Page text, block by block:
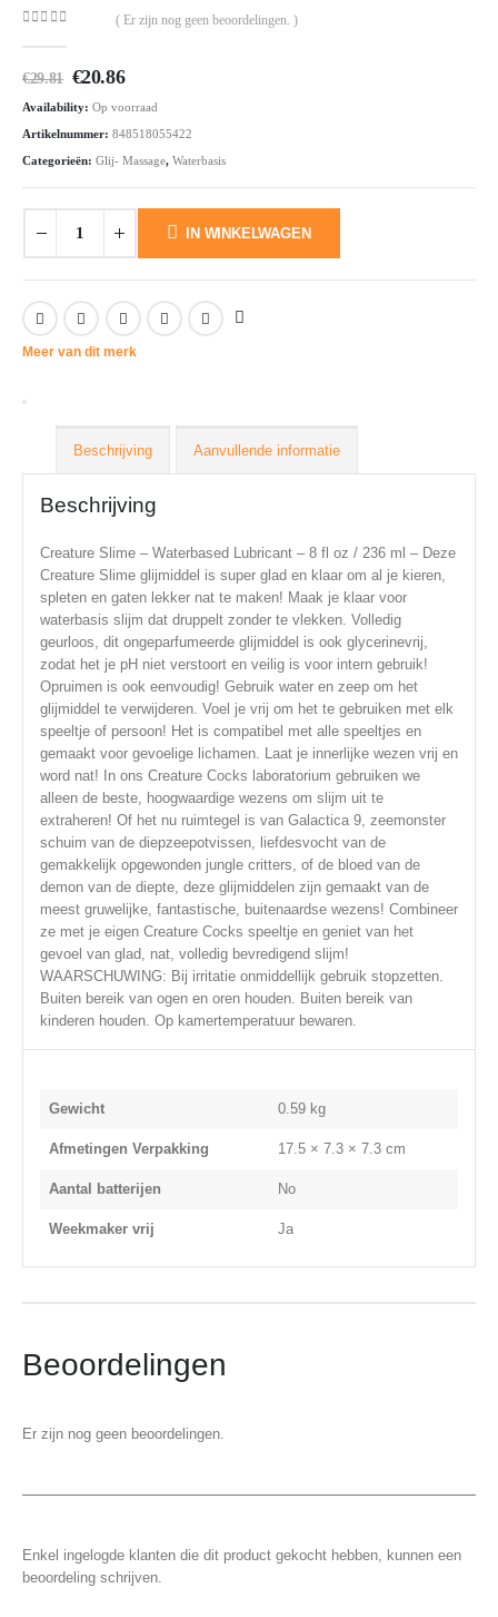
( Er zijn nog geen beoordelingen. )
€29.81 Oorspronkelijke
was:
€29.81.
€20.86Huidige
is:
€20.86.
Availability: Op voorraad
Artikelnummer: 848518055422
Categorieën: Glij- Massage, Waterbasis
IN WINKELWAGEN
Meer van dit merk
Beschrijving Aanvullende informatie
Beschrijving
Creature Slime – Waterbased Lubricant – 8 fl oz / 236 ml – Deze
Creature Slime glijmiddel is super glad en klaar om al je kieren,
spleten en gaten lekker nat te maken! Maak je klaar voor
waterbasis slijm dat druppelt zonder te vlekken. Volledig
geurloos, dit ongeparfumeerde glijmiddel is ook glycerinevrij,
zodat het je pH niet verstoort en veilig is voor intern gebruik!
Opruimen is ook eenvoudig! Gebruik water en zeep om het
glijmiddel te verwijderen. Voel je vrij om het te gebruiken met elk
speeltje of persoon! Het is compatibel met alle speeltjes en
gemaakt voor gevoelige lichamen. Laat je innerlijke wezen vrij en
word nat! In ons Creature Cocks laboratorium gebruiken we
alleen de beste, hoogwaardige wezens om slijm uit te
extraheren! Of het nu ruimtegel is van Galactica 9, zeemonster
schuim van de diepzeepotvissen, liefdesvocht van de
gemakkelijk opgewonden jungle critters, of de bloed van de
demon van de diepte, deze glijmiddelen zijn gemaakt van de
meest gruwelijke, fantastische, buitenaardse wezens! Combineer
ze met je eigen Creature Cocks speeltje en geniet van het
gevoel van glad, nat, volledig bevredigend slijm!
WAARSCHUWING: Bij irritatie onmiddellijk gebruik stopzetten.
Buiten bereik van ogen en oren houden. Buiten bereik van
kinderen houden. Op kamertemperatuur bewaren.
Gewicht 0.59 kg
Afmetingen Verpakking 17.5 × 7.3 × 7.3 cm
Aantal batterijen No
Weekmaker vrij Ja
Beoordelingen
Er zijn nog geen beoordelingen.
Enkel ingelogde klanten die dit product gekocht hebben, kunnen een
beoordeling schrijven.